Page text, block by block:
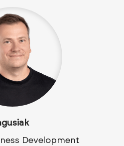
Development